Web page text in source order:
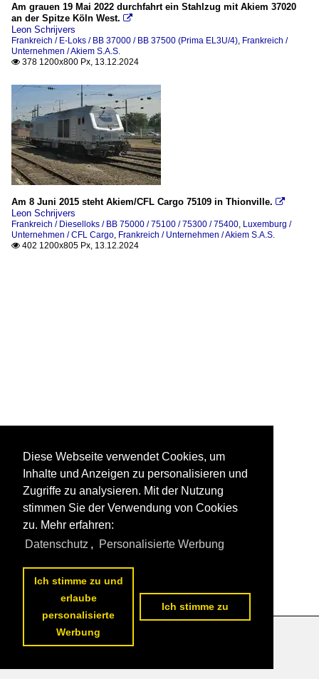
Am grauen 19 Mai 2022 durchfahrt ein Stahlzug mit Akiem 37020
an der Spitze Köln West. 
Leon Schrijvers
Frankreich / E-Loks / BB 37000 / BB 37500 (Prima EL3U/4), Frankreich /
Unternehmen / Akiem S.A.S.
 378 1200x800 Px, 13.12.2024
Am 8 Juni 2015 steht Akiem/CFL Cargo 75109 in Thionville. 
Leon Schrijvers
Frankreich / Dieselloks / BB 75000 / 75100 / 75300 / 75400, Luxemburg /
Unternehmen / CFL Cargo, Frankreich / Unternehmen / Akiem S.A.S.
 402 1200x805 Px, 13.12.2024
Diese Webseite verwendet Cookies, um
Inhalte und Anzeigen zu personalisieren und
Zugriffe zu analysieren. Mit der Nutzung
stimmen Sie der Verwendung von Cookies
zu. Mehr erfahren:
Datenschutz , Personalisierte Werbung
Ich stimme zu und
erlaube
personalisierte
Werbung
Ich stimme zu